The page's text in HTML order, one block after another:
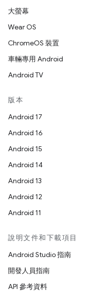
大螢幕
Wear OS
ChromeOS 裝置
車輛專用 Android
Android TV
版本
Android 17
Android 16
Android 15
Android 14
Android 13
Android 12
Android 11
說明文件和下載項目
Android Studio 指南
開發人員指南
API 參考資料